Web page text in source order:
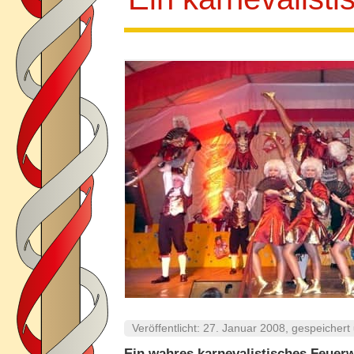
Veröffentlicht: 27. Januar 2008 ,